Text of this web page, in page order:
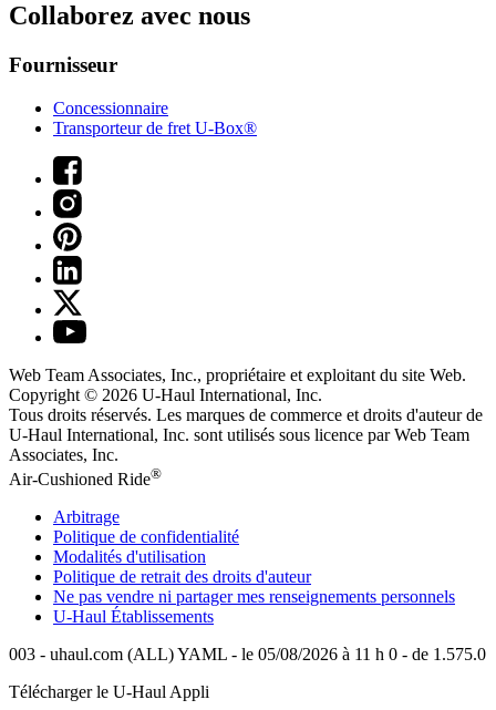
Collaborez avec nous
Fournisseur
Concessionnaire
Transporteur de fret U-Box®
Web Team Associates, Inc., propriétaire et exploitant du site Web.
Copyright © 2026 U-Haul International, Inc.
Tous droits réservés. Les marques de commerce et droits d'auteur de
U-Haul International, Inc. sont utilisés sous licence par Web Team
Associates, Inc.
Air-Cushioned Ride®
Arbitrage
Politique de confidentialité
Modalités d'utilisation
Politique de retrait des droits d'auteur
Ne pas vendre ni partager mes renseignements personnels
U-Haul Établissements
003 - uhaul.com (ALL) YAML - le 05/08/2026 à 11 h 0 - de 1.575.0
Télécharger le U-Haul Appli